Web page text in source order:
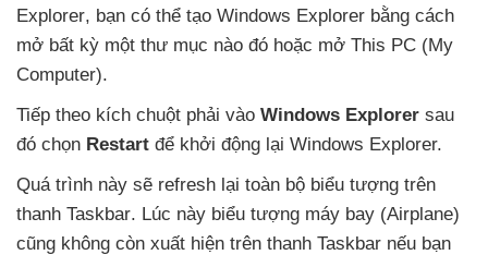
Explorer, bạn có thể tạo Windows Explorer bằng cách
mở bất kỳ một thư mục nào đó hoặc mở This PC (My
Computer).
Tiếp theo kích chuột phải vào Windows Explorer sau
đó chọn Restart để khởi động lại Windows Explorer.
Quá trình này sẽ refresh lại toàn bộ biểu tượng trên
thanh Taskbar. Lúc này biểu tượng máy bay (Airplane)
cũng không còn xuất hiện trên thanh Taskbar nếu bạn